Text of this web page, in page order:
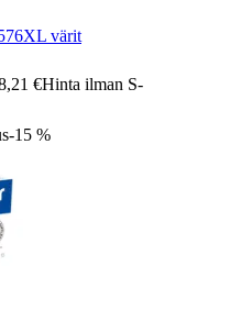
värit
€Hinta ilman S-
-15 %